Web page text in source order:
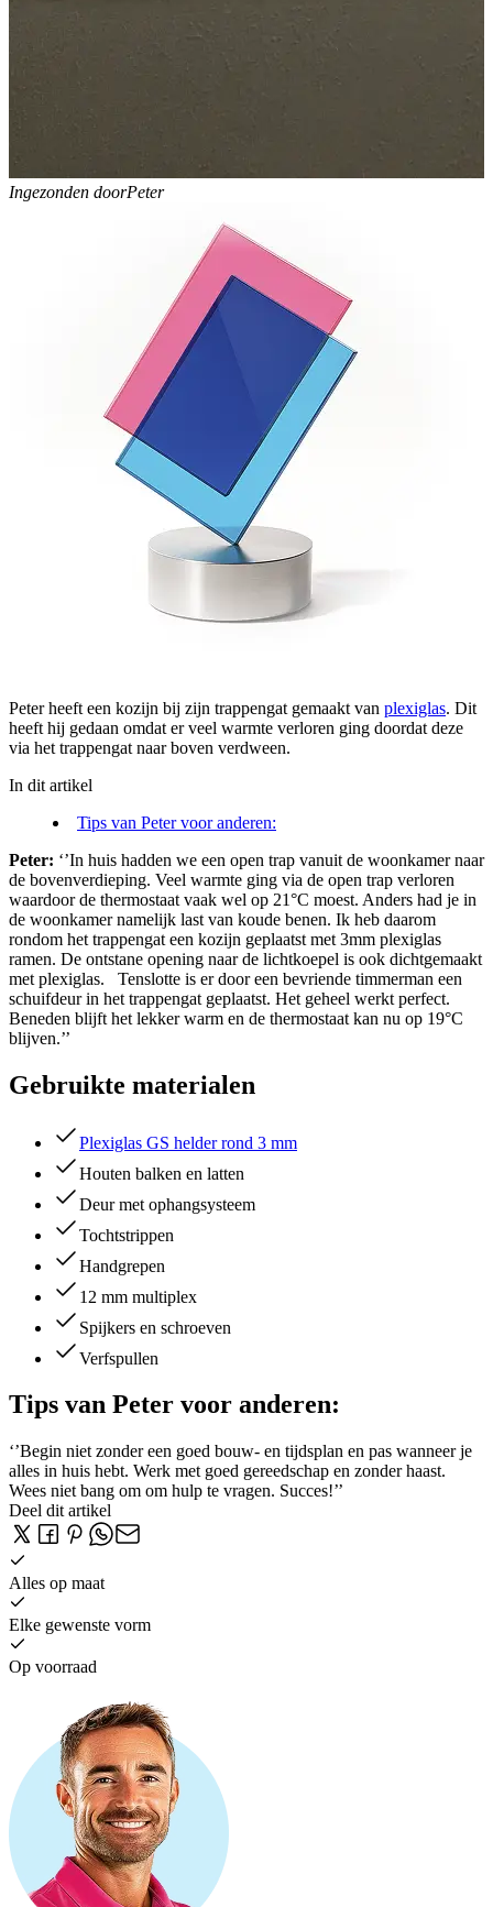
Ingezonden doorPeter
Peter heeft een kozijn bij zijn trappengat gemaakt van plexiglas. Dit
heeft hij gedaan omdat er veel warmte verloren ging doordat deze
via het trappengat naar boven verdween.
In dit artikel
Tips van Peter voor anderen:
Peter: ‘’In huis hadden we een open trap vanuit de woonkamer naar
de bovenverdieping. Veel warmte ging via de open trap verloren
waardoor de thermostaat vaak wel op 21°C moest. Anders had je in
de woonkamer namelijk last van koude benen. Ik heb daarom
rondom het trappengat een kozijn geplaatst met 3mm plexiglas
ramen. De ontstane opening naar de lichtkoepel is ook dichtgemaakt
met plexiglas.
Tenslotte is er door een bevriende timmerman een
schuifdeur in het trappengat geplaatst. Het geheel werkt perfect.
Beneden blijft het lekker warm en de thermostaat kan nu op 19°C
blijven.’’
Gebruikte materialen
Plexiglas GS helder rond 3 mm
Houten balken en latten
Deur met ophangsysteem
Tochtstrippen
Handgrepen
12 mm multiplex
Spijkers en schroeven
Verfspullen
Tips van Peter voor anderen:
‘’Begin niet zonder een goed bouw- en tijdsplan en pas wanneer je
alles in huis hebt. Werk met goed gereedschap en zonder haast.
Wees niet bang om om hulp te vragen. Succes!’’
Deel dit artikel
Alles op maat
Elke gewenste vorm
Op voorraad